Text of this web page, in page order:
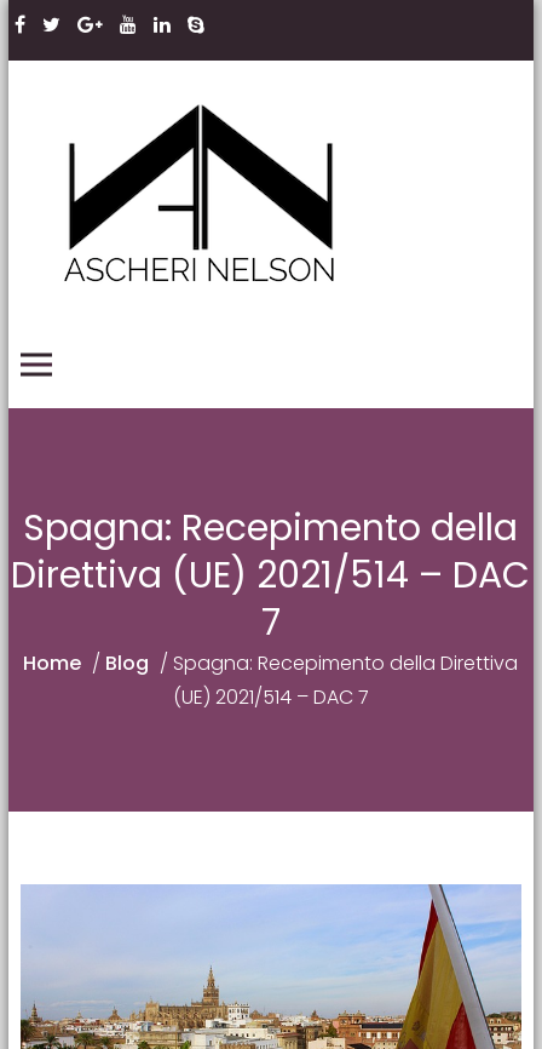
Skip to content
Spagna: Recepimento della
Direttiva (UE) 2021/514 – DAC
7
Home / Blog / Spagna: Recepimento della Direttiva
(UE) 2021/514 – DAC 7